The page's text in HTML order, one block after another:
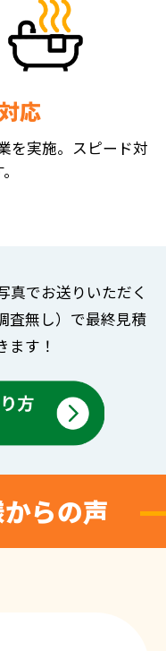
応
を実施。スピード対
真でお送りいただく
査無し）で最終見積
ます！
らの声